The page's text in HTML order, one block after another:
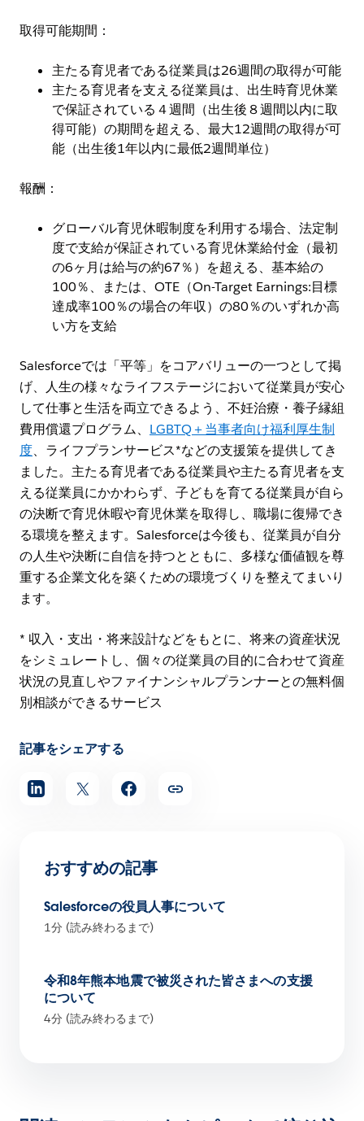
取得可能期間：
主たる育児者である従業員は26週間の取得が可能
主たる育児者を支える従業員は、出生時育児休業
で保証されている４週間（出生後８週間以内に取
得可能）の期間を超える、最大12週間の取得が可
能（出生後1年以内に最低2週間単位）
報酬：
グローバル育児休暇制度を利用する場合、法定制
度で支給が保証されている育児休業給付金（最初
の6ヶ月は給与の約67％）を超える、基本給の
100％、または、OTE（On-Target Earnings:目標
達成率100％の場合の年収）の80％のいずれか高
い方を支給
Salesforceでは「平等」をコアバリューの一つとして掲
げ、人生の様々なライフステージにおいて従業員が安心
して仕事と生活を両立できるよう、不妊治療・養子縁組
費用償還プログラム、 LGBTQ＋当事者向け福利厚生制
度、ライフプランサービス*などの支援策を提供してき
ました。主たる育児者である従業員や主たる育児者を支
える従業員にかかわらず、子どもを育てる従業員が自ら
の決断で育児休暇や育児休業を取得し、職場に復帰でき
る環境を整えます。Salesforceは今後も、従業員が自分
の人生や決断に自信を持つとともに、多様な価値観を尊
重する企業文化を築くための環境づくりを整えてまいり
ます。
* 収入・支出・将来設計などをもとに、将来の資産状況
をシミュレートし、個々の従業員の目的に合わせて資産
状況の見直しやファイナンシャルプランナーとの無料個
別相談ができるサービス
記事をシェアする
おすすめの記事
Salesforceの役員人事について
1分 (読み終わるまで)
令和8年熊本地震で被災された皆さまへの支援
について
4分 (読み終わるまで)